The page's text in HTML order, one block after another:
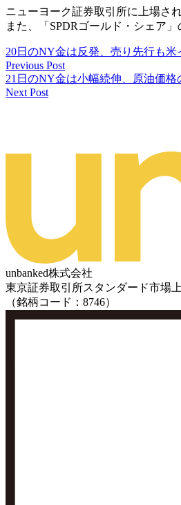
ニューヨーク証券取引所に上場さ
また、「SPDRゴールド・シェア
20日のNY金は反発、売り先行も
Previous Post
21日のNY金は小幅続伸、原油価
Next Post
unbanked株式会社
東京証券取引所スタンダード市場
（銘柄コード：8746）